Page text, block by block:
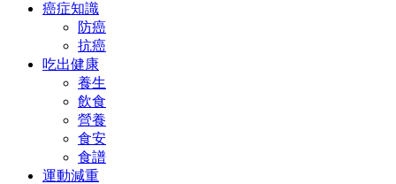
癌症知識
防癌
抗癌
吃出健康
養生
飲食
營養
食安
食譜
運動減重